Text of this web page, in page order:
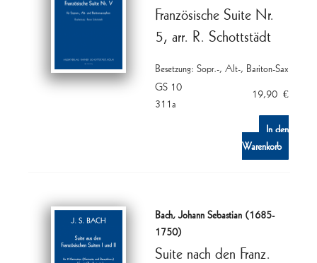
Französische Suite Nr.
5, arr. R. Schottstädt
Besetzung: Sopr.-, Alt-, Bariton-Sax
GS 10
311a
19,90 €
In den
Warenkorb
Bach, Johann Sebastian (1685-
1750)
Suite nach den Franz.